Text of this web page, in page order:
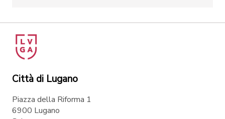
Città di Lugano
Piazza della Riforma 1
6900 Lugano